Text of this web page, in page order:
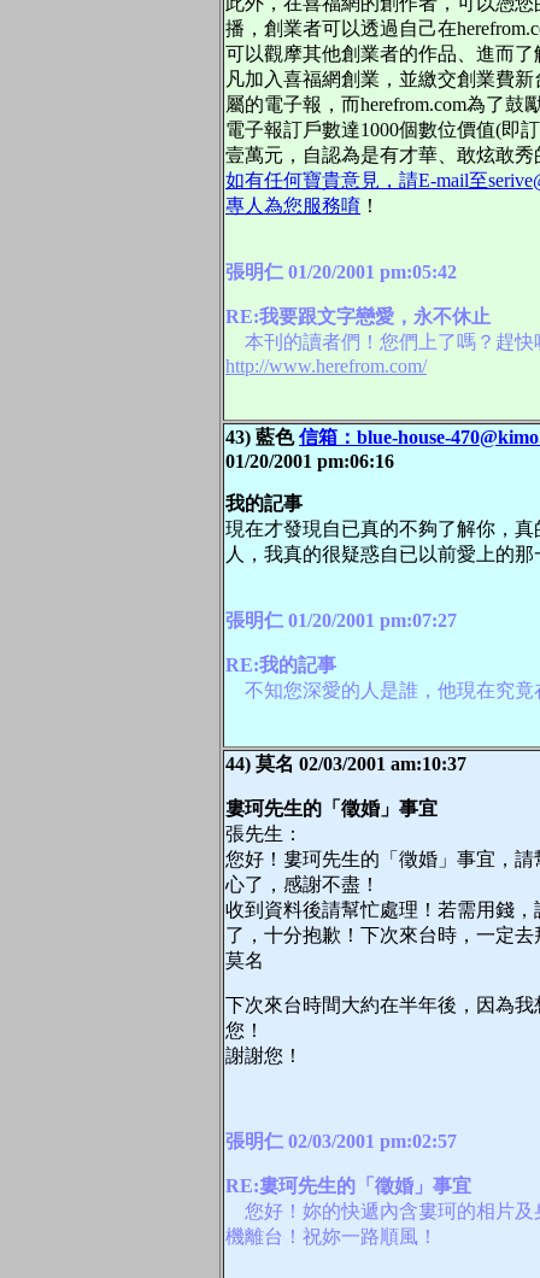
播，創業者可以透過自己在
可以觀摩其他創業者的作品、進而
凡加入喜福網創業，並繳交創業費
屬的電子報，而herefrom.com為了
電子報訂戶數達1000個數位價值(即
壹萬元，自認為是有才華、敢炫敢
如有任何寶貴意見，請E-mail至
專人為您服務唷 ！
張明仁 01/20/2001 pm:05:42
RE:我要跟文字戀愛，永不休止
本刊的讀者們！您們上了嗎？趕快
http://www.herefrom.com/
43) 藍色信箱：blue-house-
01/20/2001 pm:06:16
我的記事
現在才發現自已真的不夠了解你，
人，我真的很疑惑自已以前愛上的
張明仁 01/20/2001 pm:07:27
RE:我的記事
不知您深愛的人是誰，他現在究竟
44) 莫名 02/03/2001 am:10:37
婁珂先生的「徵婚」事宜
張先生：
您好！婁珂先生的「徵婚」事宜，
心了，感謝不盡！
收到資料後請幫忙處理！若需用錢
了，十分抱歉！下次來台時，一定
莫名
下次來台時間大約在半年後，因為
您！
謝謝您！
張明仁 02/03/2001 pm:02:57
RE:婁珂先生的「徵婚」事宜
您好！妳的快遞內含婁珂的相片及
機離台！祝妳一路順風！